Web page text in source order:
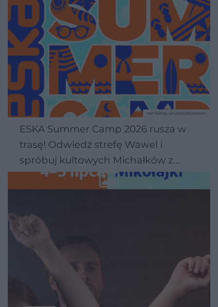
ESKA Summer Camp 2026 rusza w
trasę! Odwiedź strefę Wawel i
spróbuj kultowych Michałków z
Wawelu
MATERIAŁ SPONSOROWANY